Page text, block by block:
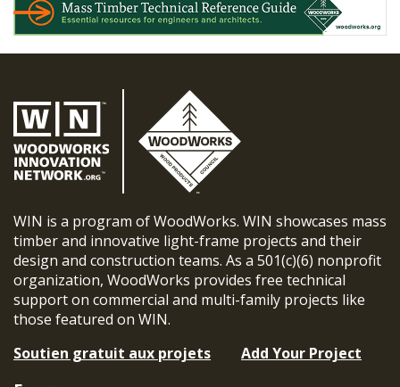
WIN is a program of WoodWorks. WIN showcases mass
timber and innovative light-frame projects and their
design and construction teams. As a 501(c)(6) nonprofit
organization, WoodWorks provides free technical
support on commercial and multi-family projects like
those featured on WIN.
Soutien gratuit aux projets
Add Your Project